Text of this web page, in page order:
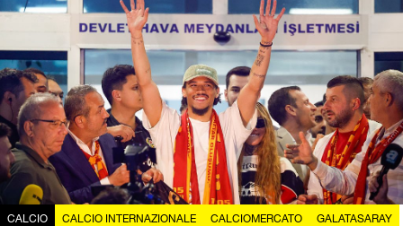
CALCIO CALCIO INTERNAZIONALE CALCIOMERCATO GALATASARAY